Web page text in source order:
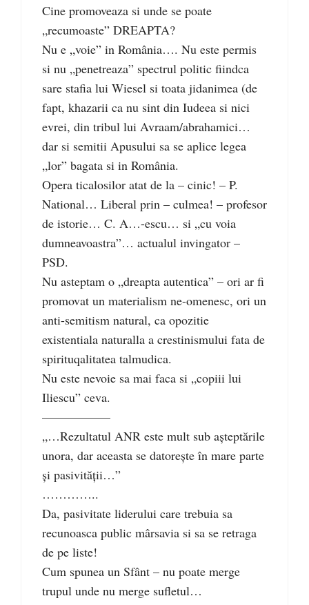
Cine promoveaza si unde se poate
„recumoaste” DREAPTA?
Nu e „voie” in România…. Nu este permis
si nu „penetreaza” spectrul politic fiindca
sare stafia lui Wiesel si toata jidanimea (de
fapt, khazarii ca nu sint din Iudeea si nici
evrei, din tribul lui Avraam/abrahamici…
dar si semitii Apusului sa se aplice legea
„lor” bagata si in România.
Opera ticalosilor atat de la – cinic! – P.
National… Liberal prin – culmea! – profesor
de istorie… C. A…-escu… si „cu voia
dumneavoastra”… actualul invingator –
PSD.
Nu asteptam o „dreapta autentica” – ori ar fi
promovat un materialism ne-omenesc, ori un
anti-semitism natural, ca opozitie
existentiala naturalla a crestinismului fata de
spirituqalitatea talmudica.
Nu este nevoie sa mai faca si „copiii lui
Iliescu” ceva.
–––––––––––
„…Rezultatul ANR este mult sub aşteptările
unora, dar aceasta se datoreşte în mare parte
şi pasivităţii…”
…………..
Da, pasivitate liderului care trebuia sa
recunoasca public mârsavia si sa se retraga
de pe liste!
Cum spunea un Sfânt – nu poate merge
trupul unde nu merge sufletul…